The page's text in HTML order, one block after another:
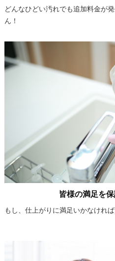
どんなひどい汚れでも追加料金が
ん！
皆様の満足を
もし、仕上がりに満足いかなけれ